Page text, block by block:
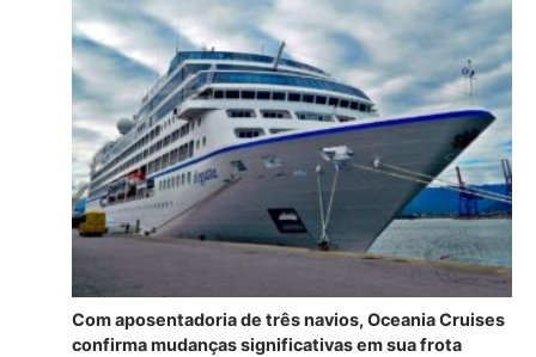
Com aposentadoria de três navios, Oceania Cruises
confirma mudanças significativas em sua frota